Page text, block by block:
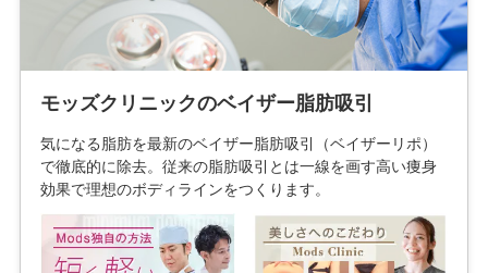
モッズクリニックのベイザー脂肪吸引
気になる脂肪を最新のベイザー脂肪吸引（ベイザーリポ）
で徹底的に除去。従来の脂肪吸引とは一線を画す高い痩身
効果で理想のボディラインをつくります。